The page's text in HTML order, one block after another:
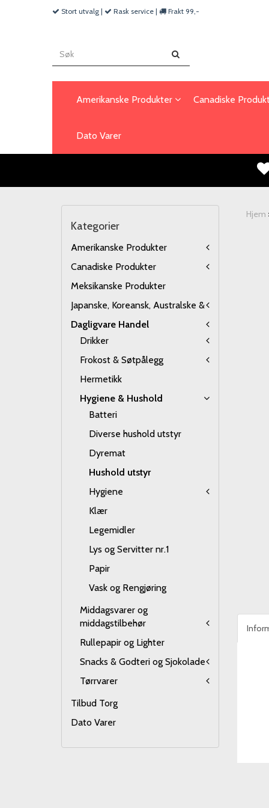
Stort utvalg | Rask service | Frakt 99,-
Amerikanske Produkter Canadiske
Dato Varer
Kategorier
Amerikanske Produkter
Canadiske Produkter
Meksikanske Produkter
Japanske, Koreansk, Australske &
Dagligvare Handel
Drikker
Frokost & Søtpålegg
Hermetikk
Hygiene & Hushold
Batteri
Diverse hushold utstyr
Dyremat
Hushold utstyr
Hygiene
Klær
Legemidler
Lys og Servitter nr.1
Papir
Vask og Rengjøring
Middagsvarer og
middagstilbehør
Rullepapir og Lighter
Snacks & Godteri og Sjokolade
Tørrvarer
Tilbud Torg
Dato Varer
Hjem